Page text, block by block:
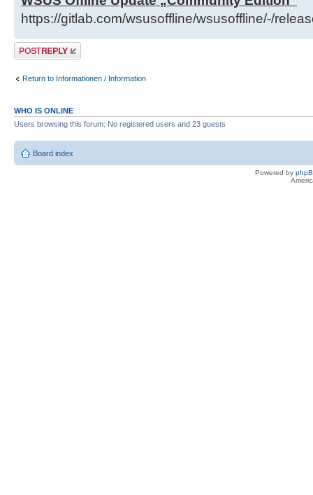
https://gitlab.com/wsusoffline/wsusoffline/-/
Post a reply
Return to Informationen / Information
WHO IS ONLINE
Users browsing this forum: No registered users and 23 guests
Board index
Powered by